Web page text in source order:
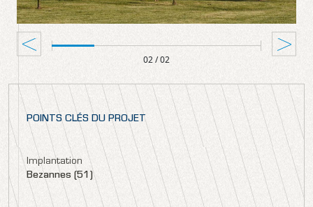
02/ 02
POINTS CLÉS DU PROJET
Implantation
Bezannes (51)